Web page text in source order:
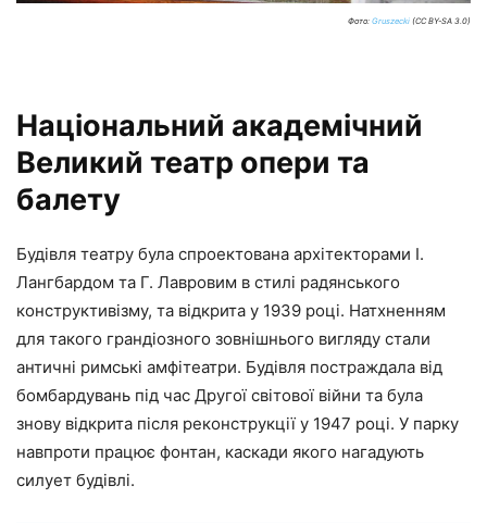
Фото: Gruszecki (CC BY-SA 3.0)
Національний академічний
Великий театр опери та
балету
Будівля театру була спроектована архітекторами І.
Лангбардом та Г. Лавровим в стилі радянського
конструктивізму, та відкрита у 1939 році. Натхненням
для такого грандіозного зовнішнього вигляду стали
античні римські амфітеатри. Будівля постраждала від
бомбардувань під час Другої світової війни та була
знову відкрита після реконструкції у 1947 році. У парку
навпроти працює фонтан, каскади якого нагадують
силует будівлі.